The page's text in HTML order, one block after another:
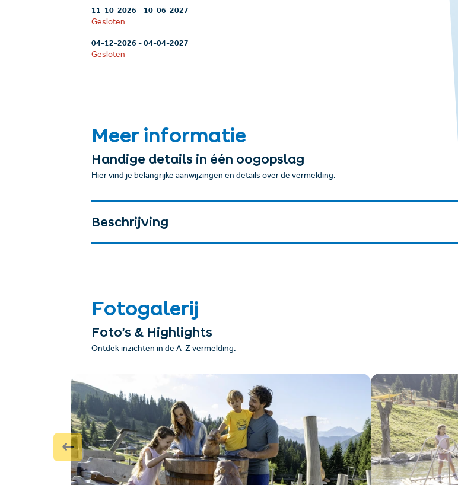
11-10-2026-10-06-2027
Gesloten
04-12-2026-04-04-2027
Gesloten
Meer informatie
Handige details in één oogopslag
Hier vind je belangrijke aanwijzingen en details over de vermelding.
Beschrijving
Fotogalerij
Foto’s & Highlights
Ontdek inzichten in de A–Z vermelding.